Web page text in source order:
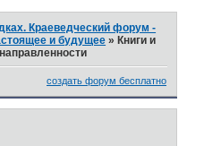
Краеведческий форум -
и будущее »Книги и
создать форум бесплатно